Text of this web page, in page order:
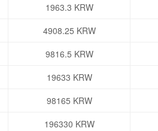
1963.3 KRW
4908.25 KRW
9816.5 KRW
19633 KRW
98165 KRW
196330 KRW